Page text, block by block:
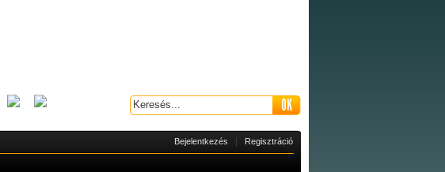
Bejelentkezés Regisztráció